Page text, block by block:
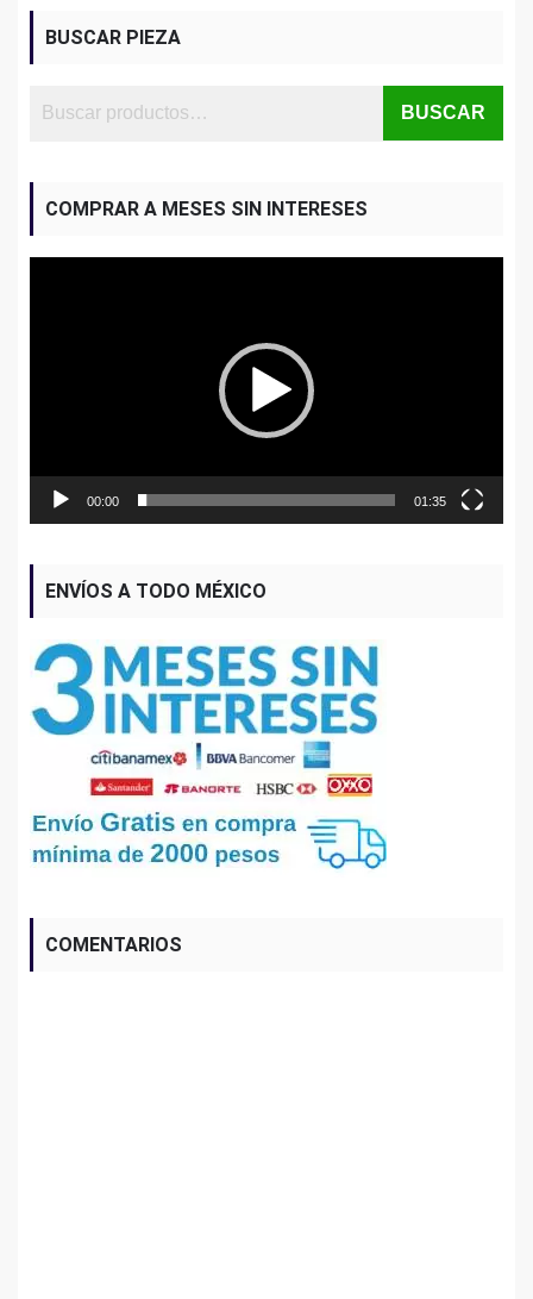
BUSCAR PIEZA
BUSCAR
COMPRAR A MESES SIN INTERESES
00:00 01:35
ENVÍOS A TODO MÉXICO
COMENTARIOS